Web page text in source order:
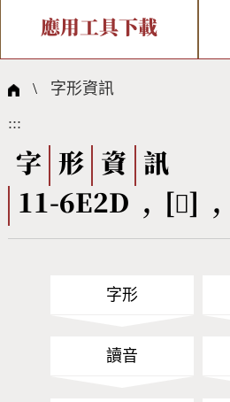
中文碼介紹
國際字碼相關組織
複合查詢
筆畫查詢
筆順序查詢
CNS查詢
新字申請處理流程
字形即時顯示
全字庫授權
應用工具下載
個人電腦造字處理工具
字形下載
問題集
熱門查詢統計
\ 字形資訊
:::
字 形 資
訊
11-6E2D , [󻒾] ,
字形
讀音